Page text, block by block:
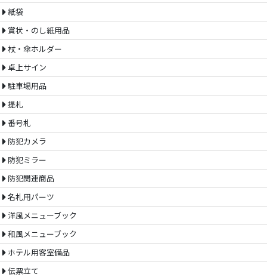
紙袋
賞状・のし紙用品
杖・傘ホルダー
卓上サイン
駐車場用品
提札
番号札
防犯カメラ
防犯ミラー
防犯関連商品
名札用パーツ
洋風メニューブック
和風メニューブック
ホテル用客室備品
伝票立て